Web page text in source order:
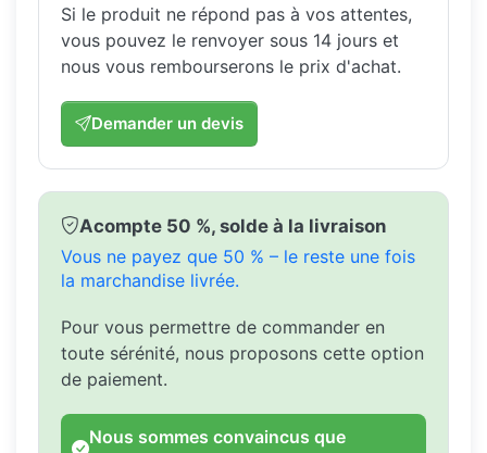
Si le produit ne répond pas à vos attentes,
vous pouvez le renvoyer sous 14 jours et
nous vous rembourserons le prix d'achat.
Demander un devis
Acompte 50 %, solde à la livraison
Vous ne payez que 50 % – le reste une fois
la marchandise livrée.
Pour vous permettre de commander en
toute sérénité, nous proposons cette option
de paiement.
Nous sommes convaincus que